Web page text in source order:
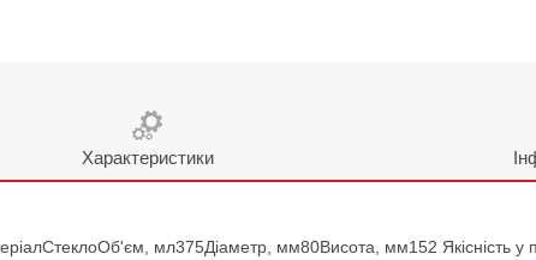
Характеристики
мл375Діаметр, мм80Висота, мм152 Якісність у